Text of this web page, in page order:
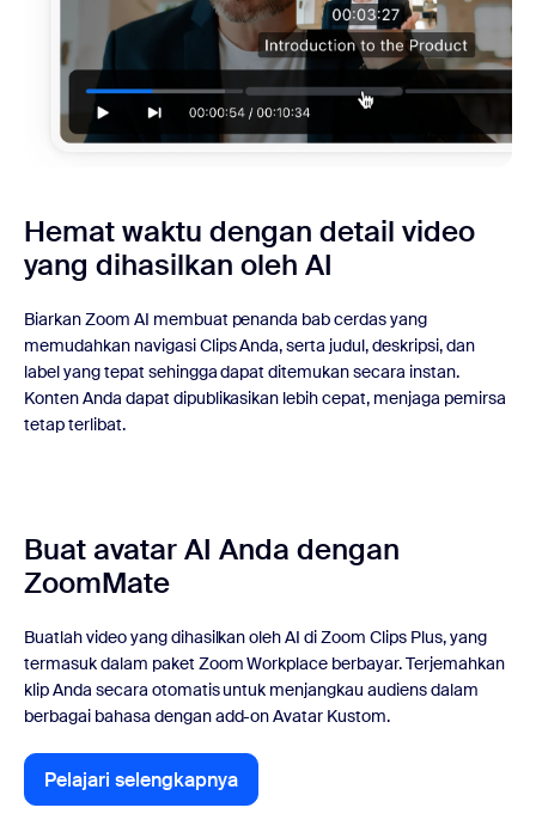
Hemat waktu dengan detail video
yang dihasilkan oleh AI
Biarkan Zoom AI membuat penanda bab cerdas yang
memudahkan navigasi Clips Anda, serta judul, deskripsi, dan
label yang tepat sehingga dapat ditemukan secara instan.
Konten Anda dapat dipublikasikan lebih cepat, menjaga pemirsa
tetap terlibat.
Buat avatar AI Anda dengan
ZoomMate
Buatlah video yang dihasilkan oleh AI di Zoom Clips Plus, yang
termasuk dalam paket Zoom Workplace berbayar. Terjemahkan
klip Anda secara otomatis untuk menjangkau audiens dalam
berbagai bahasa dengan add-on Avatar Kustom.
Pelajari selengkapnya
Pelajari selengkapnya